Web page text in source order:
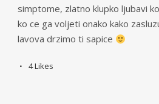
simptome, zlatno klupko ljubavi
ko ce ga voljeti onako kako
lavova drzimo ti sapice
4Likes